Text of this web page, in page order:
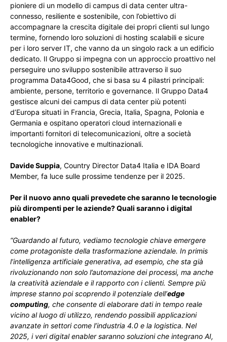
pioniere di un modello di campus di data center ultra-
connesso, resiliente e sostenibile, con l’obiettivo di
accompagnare la crescita digitale dei propri clienti sul lungo
termine, fornendo loro soluzioni di hosting scalabili e sicure
per i loro server IT, che vanno da un singolo rack a un edificio
dedicato. Il Gruppo si impegna con un approccio proattivo nel
perseguire uno sviluppo sostenibile attraverso il suo
programma Data4Good, che si basa su 4 pilastri principali:
ambiente, persone, territorio e governance. Il Gruppo Data4
gestisce alcuni dei campus di data center più potenti
d’Europa situati in Francia, Grecia, Italia, Spagna, Polonia e
Germania e ospitano operatori cloud internazionali e
importanti fornitori di telecomunicazioni, oltre a società
tecnologiche innovative e multinazionali.
Davide Suppia, Country Director Data4 Italia e IDA Board
Member, fa luce sulle prossime tendenze per il 2025.
Per il nuovo anno quali prevedete che saranno le tecnologie
più dirompenti per le aziende? Quali saranno i digital
enabler?
“Guardando al futuro, vediamo tecnologie chiave emergere
come protagoniste della trasformazione aziendale. In primis
l’intelligenza artificiale generativa, ad esempio, che sta già
rivoluzionando non solo l’automazione dei processi, ma anche
la creatività aziendale e il rapporto con i clienti. Sempre più
imprese stanno poi scoprendo il potenziale dell’edge
computing, che consente di elaborare dati in tempo reale
vicino al luogo di utilizzo, rendendo possibili applicazioni
avanzate in settori come l’industria 4.0 e la logistica. Nel
2025, i veri digital enabler saranno soluzioni che integrano AI,